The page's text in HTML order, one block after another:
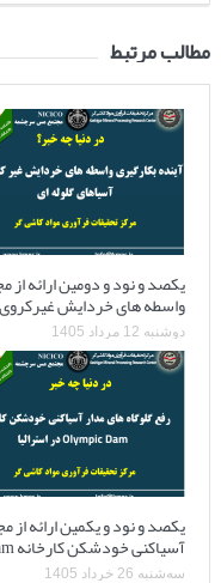
مطالب مرتبط
یکصد و نود و دومین ارائه از
واسطه های خردایش غیرکروی
دوشنبه 12 مرداد 1405
یکصد و نود و یکمین ارائه از
آسیاکنی خودشکن کارخانه Olympic Dam در استرالیا
سه‌شنبه 26 خرداد 1405